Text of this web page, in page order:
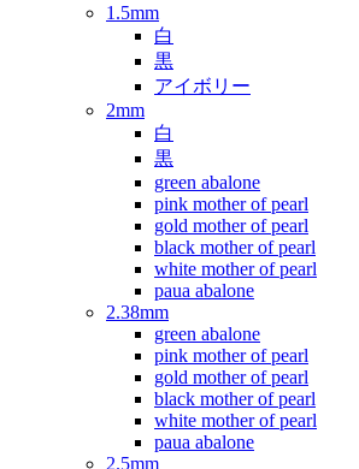
1.5mm
白
黒
アイボリー
2mm
白
黒
green abalone
pink mother of pearl
gold mother of pearl
black mother of pearl
white mother of pearl
paua abalone
2.38mm
green abalone
pink mother of pearl
gold mother of pearl
black mother of pearl
white mother of pearl
paua abalone
2.5mm